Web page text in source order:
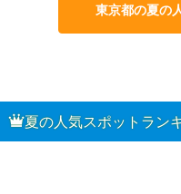
東京都の夏の
夏の人気スポットラン